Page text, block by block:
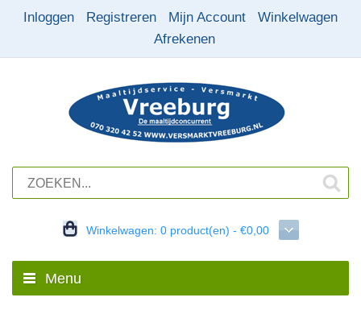
Inloggen Registreren Mijn Account
Winkelwagen
Afrekenen
Winkelwagen: 0 product(en) - €0,00
Menu